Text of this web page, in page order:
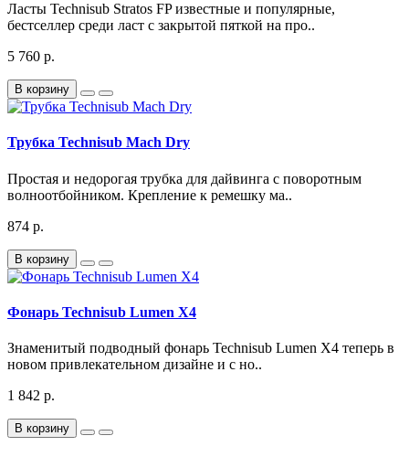
Ласты Technisub Stratos FP известные и популярные,
бестселлер среди ласт с закрытой пяткой на про..
5 760 р.
В корзину
Трубка Technisub Mach Dry
Простая и недорогая трубка для дайвинга с поворотным
волноотбойником. Крепление к ремешку ма..
874 р.
В корзину
Фонарь Technisub Lumen X4
Знаменитый подводный фонарь Technisub Lumen X4 теперь в
новом привлекательном дизайне и с но..
1 842 р.
В корзину